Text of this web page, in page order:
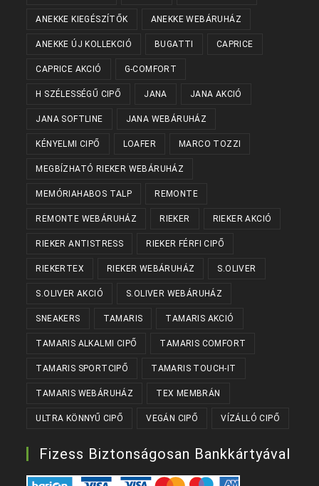
ANEKKE KIEGÉSZÍTŐK ANEKKE WEBÁRUHÁZ
ANEKKE ÚJ KOLLEKCIÓ BUGATTI CAPRICE
CAPRICE AKCIÓ G-COMFORT
H SZÉLESSÉGŰ CIPŐ JANA JANA AKCIÓ
JANA SOFTLINE JANA WEBÁRUHÁZ
KÉNYELMI CIPŐ LOAFER MARCO TOZZI
MEGBÍZHATÓ RIEKER WEBÁRUHÁZ
MEMÓRIAHABOS TALP REMONTE
REMONTE WEBÁRUHÁZ RIEKER RIEKER AKCIÓ
RIEKER ANTISTRESS RIEKER FÉRFI CIPŐ
RIEKERTEX RIEKER WEBÁRUHÁZ S.OLIVER
S.OLIVER AKCIÓ S.OLIVER WEBÁRUHÁZ
SNEAKERS TAMARIS TAMARIS AKCIÓ
TAMARIS ALKALMI CIPŐ TAMARIS COMFORT
TAMARIS SPORTCIPŐ TAMARIS TOUCH-IT
TAMARIS WEBÁRUHÁZ TEX MEMBRÁN
ULTRA KÖNNYŰ CIPŐ VEGÁN CIPŐ VÍZÁLLÓ CIPŐ
Fizess Biztonságosan Bankkártyával